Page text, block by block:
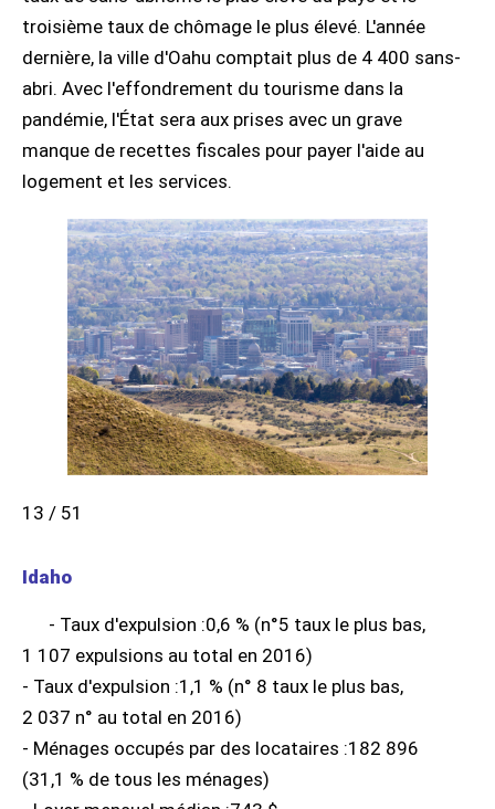
troisième taux de chômage le plus élevé. L'année
dernière, la ville d'Oahu comptait plus de 4 400 sans-
abri. Avec l'effondrement du tourisme dans la
pandémie, l'État sera aux prises avec un grave
manque de recettes fiscales pour payer l'aide au
logement et les services.
13 / 51
Idaho
- Taux d'expulsion :0,6 % (n°5 taux le plus bas,
1 107 expulsions au total en 2016)
- Taux d'expulsion :1,1 % (n° 8 taux le plus bas,
2 037 n° au total en 2016)
- Ménages occupés par des locataires :182 896
(31,1 % de tous les ménages)